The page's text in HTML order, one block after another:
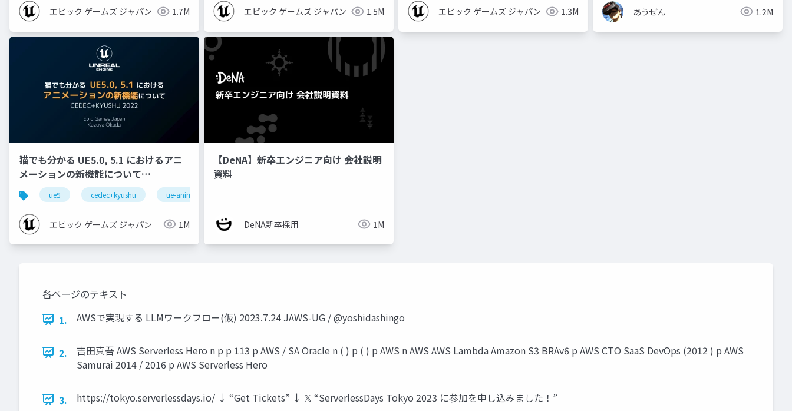
エピック ゲームズ ジャパン 1.7M エピック ゲームズ ジャパン 1.5M エピック ゲームズ ジャパン 1.3M あうぜん 1.2M
猫でも分かる UE5.0, 5.1 におけるアニ
メーションの新機能について
【CEDEC+KYUSHU 2022】
ue5 cedec+kyushu ue-animation
エピック ゲームズ ジャパン 1M
【DeNA】新卒エンジニア向け 会社説明
資料
DeNA新卒採用 1M
各ページのテキスト
1.
AWSで実現する LLMワークフロー(仮) 2023.7.24 JAWS-UG / @yoshidashingo
2.
吉田真吾 AWS Serverless Hero n p p 113 p AWS / SA Oracle n ( ) p ( ) p AWS n AWS AWS Lambda Amazon S3 BRAv6 p AWS CTO SaaS DevOps (2012 ) p AWS
Samurai 2014 / 2016 p AWS Serverless Hero
3.
https://tokyo.serverlessdays.io/ ↓ “Get Tickets” ↓ 𝕏 “ServerlessDays Tokyo 2023 に参加を申し込みました！”